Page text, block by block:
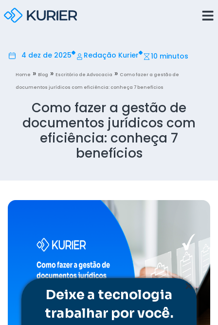
Deixe a tecnologia
trabalhar por você.
4 dez de 2025 Redação Kurier 10 minutos
Home » Blog » Escritório de Advocacia » Como fazer a gestão de
documentos jurídicos com eficiência: conheça 7 benefícios
Como fazer a gestão de
documentos jurídicos com
eficiência: conheça 7
benefícios